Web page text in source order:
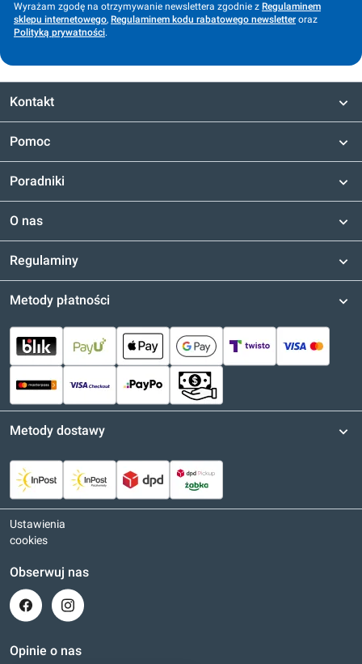
Wyrażam zgodę na otrzymywanie newslettera zgodnie z Regulaminem
sklepu internetowego, Regulaminem kodu rabatowego newsletter oraz
Polityką prywatności.
Kontakt
Pomoc
Poradniki
O nas
Regulaminy
Metody płatności
Metody dostawy
Ustawienia
cookies
Obserwuj nas
Opinie o nas